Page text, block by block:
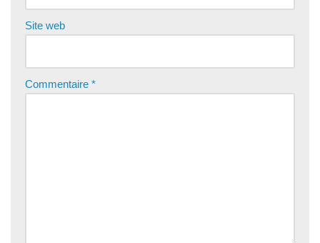
Site web
Commentaire *